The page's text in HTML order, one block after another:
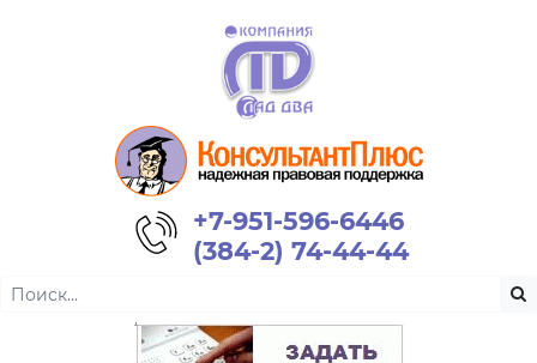
+7-951-596-6446
(384-2) 74-44-44